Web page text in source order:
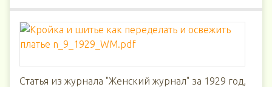
Статья из журнала "Женский журнал" за 1929 год,